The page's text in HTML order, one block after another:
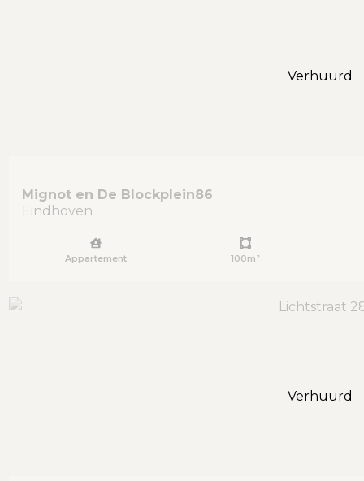
Verhuurd
Mignot en De Blockplein86
Eindhoven
Appartement 100m²
Verhuurd